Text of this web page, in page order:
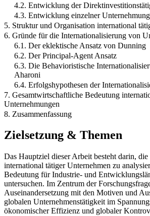
4.2. Entwicklung der
4.3. Entwicklung einzelner
5. Struktur und Organisation international
6. Gründe für die Internationalisierung von
6.1. Der eklektische Ansatz von Dunning
6.2. Der Principal-Agent Ansatz
6.3. Die Behavioristische
Aharoni
6.4. Erfolgshypothesen der
7. Gesamtwirtschaftliche Bedeutung
Unternehmungen
8. Zusammenfassung
Zielsetzung & Themen
Das Hauptziel dieser Arbeit besteht darin,
international tätiger Unternehmen zu
Bedeutung für Industrie- und
untersuchen. Im Zentrum der
Auseinandersetzung mit den Motiven und
globalen Unternehmenstätigkeit im
ökonomischer Effizienz und globaler